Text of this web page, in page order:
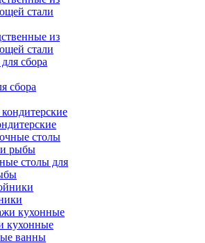
из
стали
сбора
столы для
кухонные